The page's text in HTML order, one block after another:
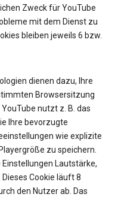
Zweck für YouTube
mit dem Dienst zu
bleiben jeweils 6 bzw.
dienen dazu, Ihre
Browsersitzung
nutzt z. B. das
Ihre bevorzugte
wie explizite
zu speichern.
Lautstärke,
Cookie läuft 8
den Nutzer ab. Das